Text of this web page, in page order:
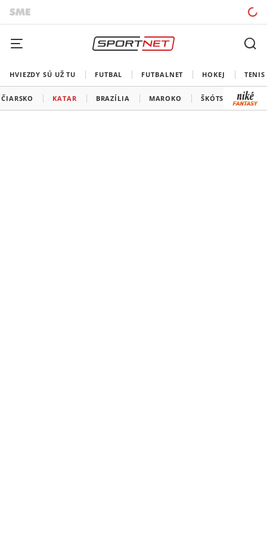
HVIEZDY SÚ UŽ TU FUTBAL FUTBALNET HOKEJ TENIS
KATAR BRAZÍLIA MAROKO ŠKÓTSKO